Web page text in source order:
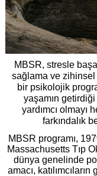
MBSR, stresle
sağlama ve zihinsel
bir psikolojik
yaşamın
yardımcı
farkındalık
MBSR programı,
Massachusetts Tıp
dünya genelinde
amacı,